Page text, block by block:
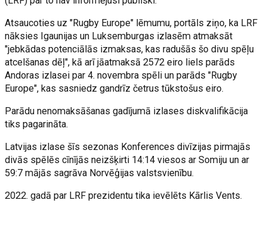
Atsaucoties uz "Rugby Europe" lēmumu, portāls ziņo, ka LRF
nāksies Igaunijas un Luksemburgas izlasēm atmaksāt
"jebkādas potenciālās izmaksas, kas radušās šo divu spēļu
atcelšanas dēļ", kā arī jāatmaksā 2572 eiro liels parāds
Andoras izlasei par 4. novembra spēli un parāds "Rugby
Europe", kas sasniedz gandrīz četrus tūkstošus eiro.
Parādu nenomaksāšanas gadījumā izlases diskvalifikācija
tiks pagarināta.
Latvijas izlase šīs sezonas Konferences divīzijas pirmajās
divās spēlēs cīnījās neizšķirti 14:14 viesos ar Somiju un ar
59:7 mājās sagrāva Norvēģijas valstsvienību.
2022. gadā par LRF prezidentu tika ievēlēts Kārlis Vents.